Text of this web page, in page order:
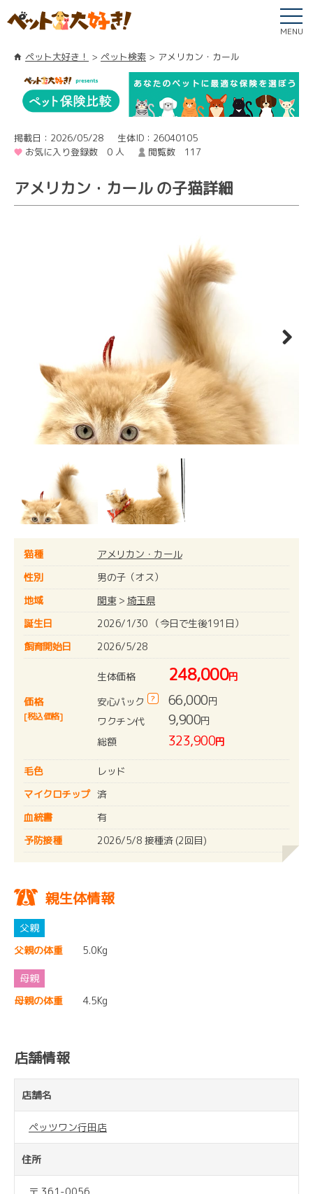
MENU
ペット大好き！ ペット検索 アメリカン・カール
掲載日：2026/05/28
生体ID：26040105
お気に入り登録数 0 人
閲覧数 117
アメリカン・カール の子猫詳細
猫種
アメリカン・カール
性別
男の子（オス）
地域
関東> 埼玉県
誕生日
2026/1/30 （今日で生後191日）
飼育開始日
2026/5/28
価格
[税込価格]
生体価格 248,000円
安心パック
? 66,000円
ワクチン代
9,900円
総額
323,900円
毛色
レッド
マイクロチップ 済
血統書
有
予防接種
2026/5/8 接種済 (2回目)
親生体情報
父親の体重 5.0Kg
母親の体重 4.5Kg
店舗情報
店舗名
ペッツワン行田店
住所